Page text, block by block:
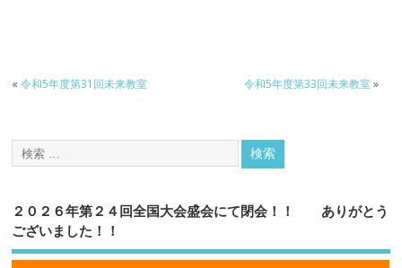
«令和5年度第31回未来教室 令和5年度第33回未来教室»
２０２６年第２４回全国大会盛会にて閉会！！ ありがとう
ございました！！